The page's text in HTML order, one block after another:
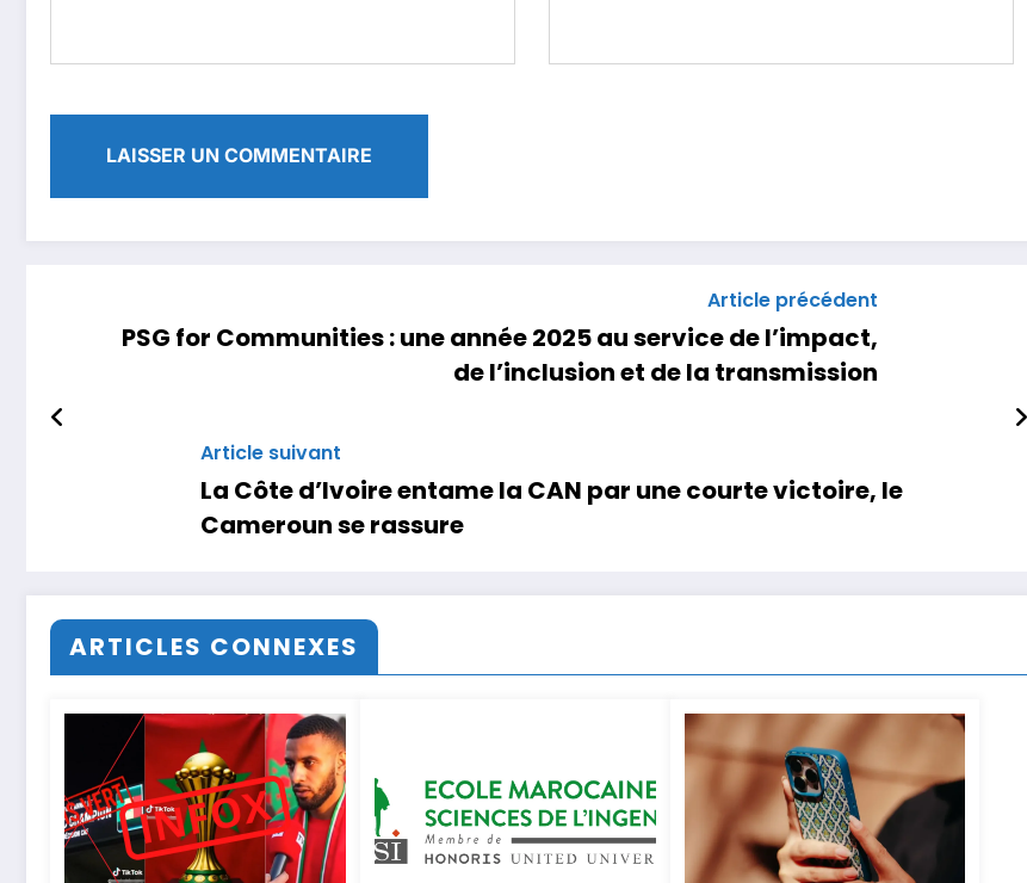
Article précédent
PSG for Communities : une année 2025 au service de l’impact,
de l’inclusion et de la transmission
Article suivant
La Côte d’Ivoire entame la CAN par une courte victoire, le
Cameroun se rassure
ARTICLES CONNEXES